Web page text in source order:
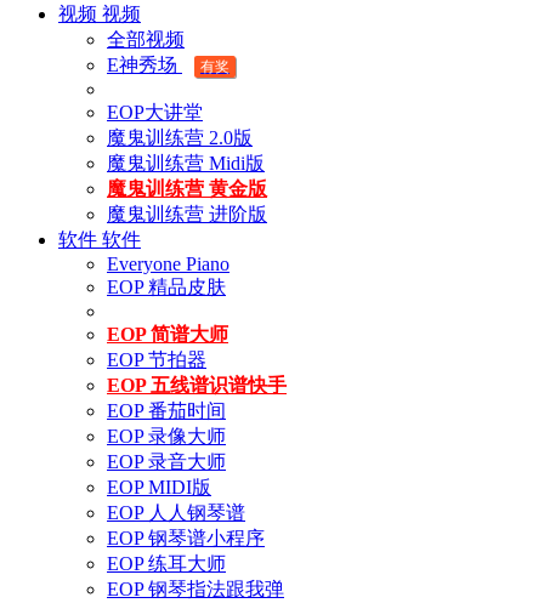
视频 视频
全部视频
E神秀场
有奖
EOP大讲堂
魔鬼训练营 2.0版
魔鬼训练营 Midi版
魔鬼训练营 黄金版
魔鬼训练营 进阶版
软件 软件
Everyone Piano
EOP 精品皮肤
EOP 简谱大师
EOP 节拍器
EOP 五线谱识谱快手
EOP 番茄时间
EOP 录像大师
EOP 录音大师
EOP MIDI版
EOP 人人钢琴谱
EOP 钢琴谱小程序
EOP 练耳大师
EOP 钢琴指法跟我弹